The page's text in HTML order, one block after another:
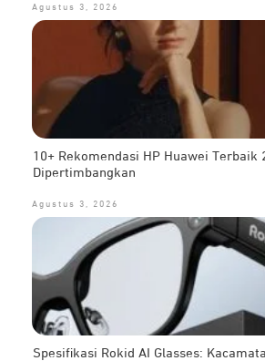
Agustus 3, 2026
10+ Rekomendasi HP Huawei Terbaik
Dipertimbangkan
Agustus 3, 2026
Spesifikasi Rokid AI Glasses: